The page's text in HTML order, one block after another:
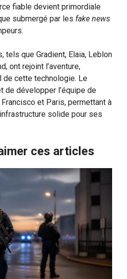
fiable devient primordiale
submergé par les fake news
tels que Gradient, Elaia, Leblon
ont rejoint l’aventure,
de cette technologie. Le
de développer l’équipe de
Francisco et Paris, permettant à
solide pour ses
ces articles